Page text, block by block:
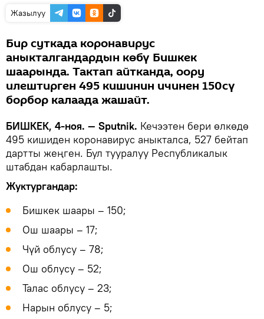
Жазылуу
Бир суткада коронавирус
аныкталгандардын көбү Бишкек
шаарында. Тактап айтканда, оору
илештирген 495 кишинин ичинен 150сү
борбор калаада жашайт.
БИШКЕК, 4-ноя. — Sputnik. Кечээтен бери өлкөдө
495 кишиден коронавирус аныкталса, 527 бейтап
дартты жеңген. Бул тууралуу Республикалык
штабдан кабарлашты.
Жуктургандар:
Бишкек шаары – 150;
Ош шаары – 17;
Чүй облусу – 78;
Ош облусу – 52;
Талас облусу – 23;
Нарын облусу – 5;